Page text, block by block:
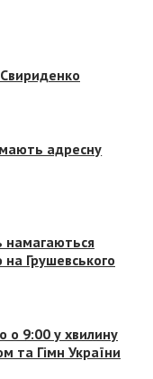
Свириденко
адресну
намагаються
на Грушевського
о 9:00 у хвилину
та Гімн України